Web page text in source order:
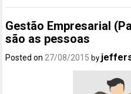
Gestão Empresarial
são as pessoas
Posted on 27/08/2015 by